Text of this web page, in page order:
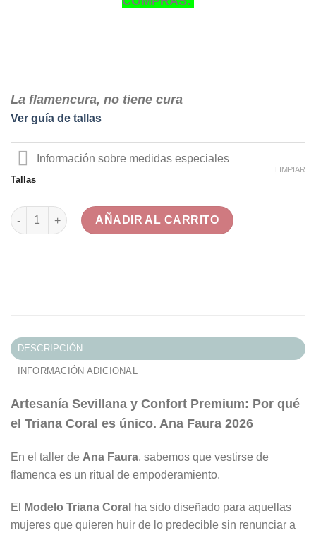
La flamencura, no tiene cura
Ver guía de tallas
Información sobre medidas especiales
Tallas
LIMPIAR
Modelo Triana Coral cantidad
AÑADIR AL CARRITO
DESCRIPCIÓN
INFORMACIÓN ADICIONAL
Artesanía Sevillana y Confort Premium: Por qué
el Triana Coral es único. Ana Faura 2026
En el taller de Ana Faura, sabemos que vestirse de
flamenca es un ritual de empoderamiento.
El Modelo Triana Coral ha sido diseñado para aquellas
mujeres que quieren huir de lo predecible sin renunciar a